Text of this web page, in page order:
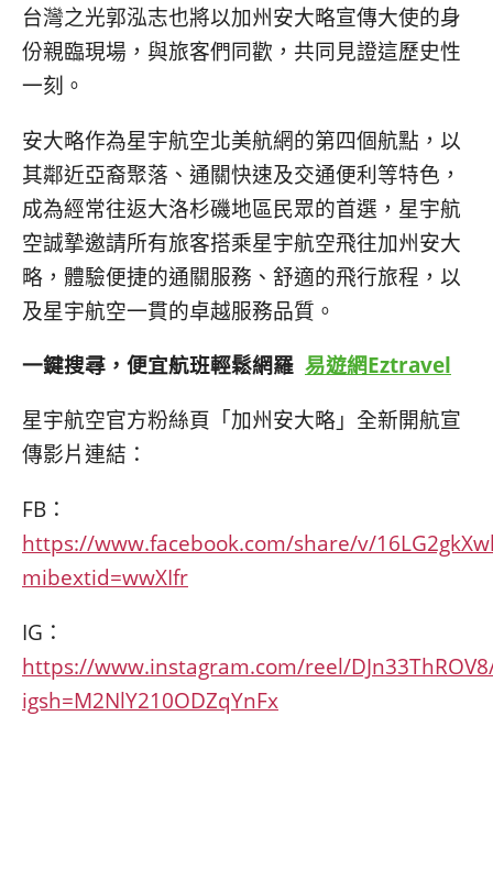
台灣之光郭泓志也將以加州安大略宣傳大使的身
份親臨現場，與旅客們同歡，共同見證這歷史性
一刻。
安大略作為星宇航空北美航網的第四個航點，以
其鄰近亞裔聚落、通關快速及交通便利等特色，
成為經常往返大洛杉磯地區民眾的首選，星宇航
空誠摯邀請所有旅客搭乘星宇航空飛往加州安大
略，體驗便捷的通關服務、舒適的飛行旅程，以
及星宇航空一貫的卓越服務品質。
一鍵搜尋，便宜航班輕鬆網羅 易遊網Eztravel
星宇航空官方粉絲頁「加州安大略」全新開航宣
傳影片連結：
FB：
https://www.facebook.com/share/v/
mibextid=wwXIfr
IG：
https://www.instagram.com/reel/
igsh=M2NlY210ODZqYnFx